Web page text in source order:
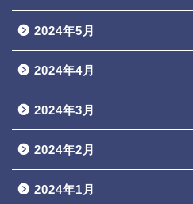
2024年5月
2024年4月
2024年3月
2024年2月
2024年1月